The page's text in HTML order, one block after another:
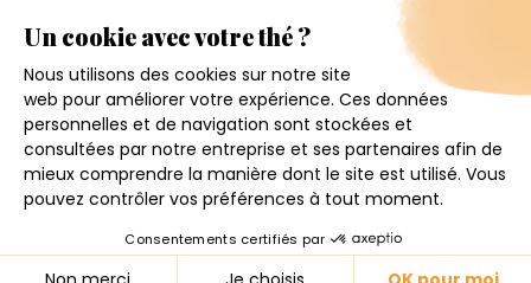
4.6
158 avis
J'accepte de recevoir la newsletter et j'ai pris connaissance
de la politique de confidentialité.
Je m'inscris
© 2026 - CHRIS'TEAS
Conditions générales de ventes
Mentions légales
Politique de confidentialité
Contact